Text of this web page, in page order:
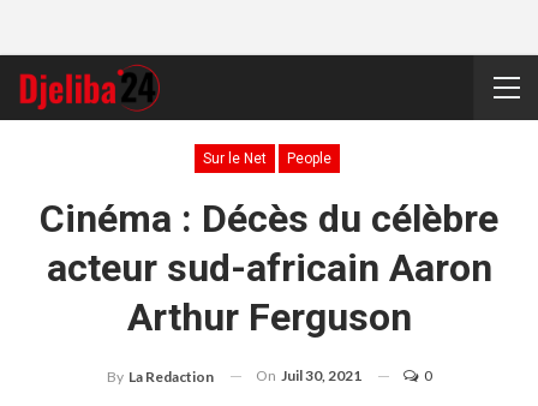
Sur le Net People
Cinéma : Décès du célèbre
acteur sud-africain Aaron
Arthur Ferguson
By La Redaction On Juil 30, 2021 0